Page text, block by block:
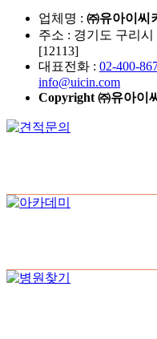
업체명 : ㈜유아이씨
주소 : 경기도 구리
[12113]
대표전화 : 02-400-
info@uicin.com
Copyright ㈜유아이